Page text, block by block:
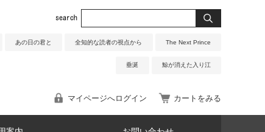
あの日の君と 全知的な読者の視点から The Next Prince
垂涎 鯨が消えた入り江
マイページへログイン カートをみる